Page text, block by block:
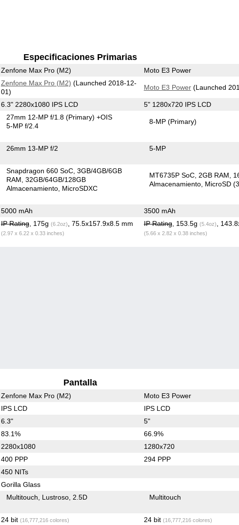
Especificaciones Primarias
Zenfone Max Pro (M2) Moto E3 Power
Zenfone Max Pro (M2) (Launched 2018-12-
01)
Moto E3 Power(Launched
6.3" 2280x1080 IPS LCD 5" 1280x720 IPS LCD
27mm 12-MP f/1.8(Primary) +OIS
5-MP f/2.4
8-MP(Primary)
26mm 13-MP f/2 5-MP
Snapdragon 660 SoC 3GB/4GB/6GB
RAM 32GB/64GB/128GB
Almacenamiento MicroSDXC
MT6735P SoC 2GB RAM
Almacenamiento MicroSD
5000 mAh 3500 mAh
IP Rating, 175g (6.2oz) , 75.5x157.9x8.5 mm
(2.97 x 6.22 x 0.33 inches)
IP Rating, 153.5g (5.4oz) ,
(5.66 x 2.82 x 0.38 inches)
Pantalla
Zenfone Max Pro (M2) Moto E3 Power
IPS LCD IPS LCD
6.3" 5"
83.1% 66.9%
2280x1080 1280x720
400 PPP 294 PPP
450 NITs
Gorilla Glass
Multitouch Lustroso 2.5D Multitouch
24 bit (16,777,216 colores) 24 bit (16,777,216 colores)